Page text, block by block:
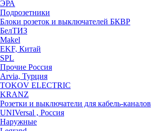
ЭРА
Подрозетники
Блоки розеток и выключателей БКВР
БелТИЗ
Makel
EKF, Китай
SPL
Прочие Россия
Arvia, Турция
TOKOV ELECTRIC
KRANZ
Розетки и выключатели для кабель-каналов
UNIVersal , Россия
Наружные